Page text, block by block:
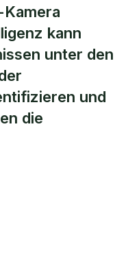
kann
unter den
und
die